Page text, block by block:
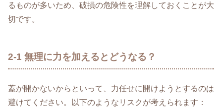
るものが多いため、破損の危険性を理解しておくことが大
切です。
2-1 無理に力を加えるとどうなる？
蓋が開かないからといって、力任せに開けようとするのは
避けてください。以下のようなリスクが考えられます：